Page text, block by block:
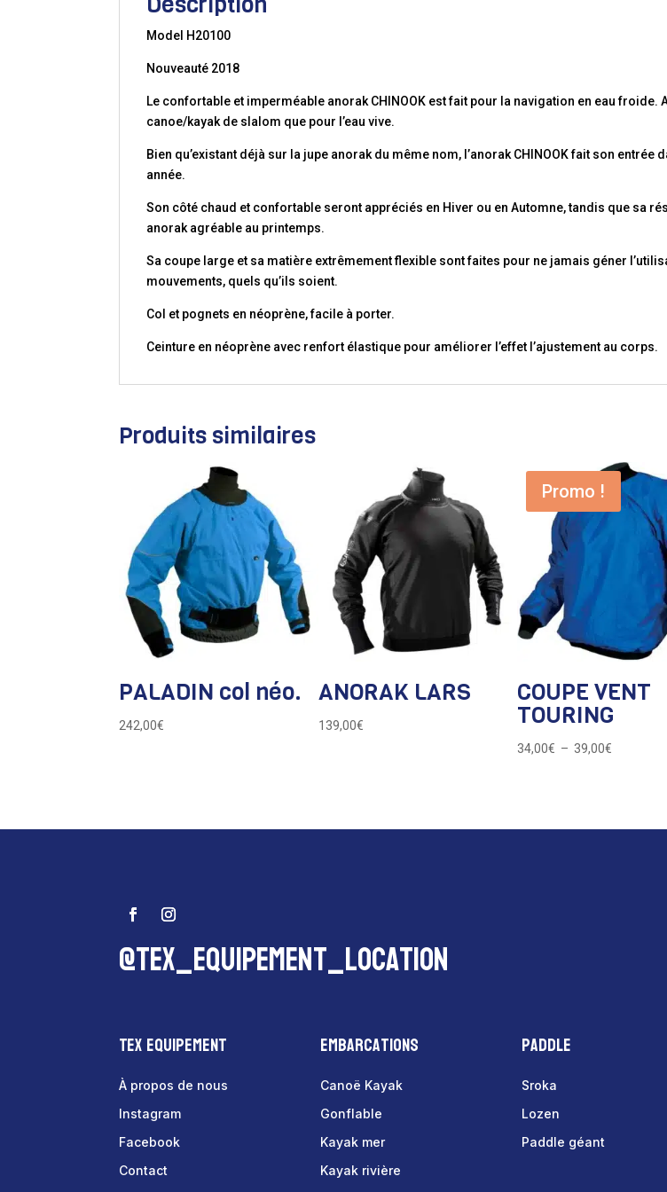
Model H20100
Nouveauté 2018
Le confortable et imperméable anorak CHINOOK est fait pour la navigation en eau froide.
canoe/kayak de slalom que pour l’eau vive.
Bien qu’existant déjà sur la jupe anorak du même nom, l’anorak CHINOOK fait son entrée
année.
Son côté chaud et confortable seront appréciés en Hiver ou en Automne, tandis que sa
anorak agréable au printemps.
Sa coupe large et sa matière extrêmement flexible sont faites pour ne jamais géner
mouvements, quels qu’ils soient.
Col et pognets en néoprène, facile à porter.
Ceinture en néoprène avec renfort élastique pour améliorer l’effet l’ajustement au corps.
Produits similaires
PALADIN col néo.
242,00€
ANORAK LARS
139,00€
Promo !
COUPE VENT
TOURING
34,00€ – 39,00€
à
@tex_equipement_location
Tex Equipement
À propos de nous
Instagram
Facebook
Contact
Embarcations
Canoë Kayak
Gonflable
Kayak mer
Kayak rivière
Paddle
Sroka
Lozen
Paddle géant